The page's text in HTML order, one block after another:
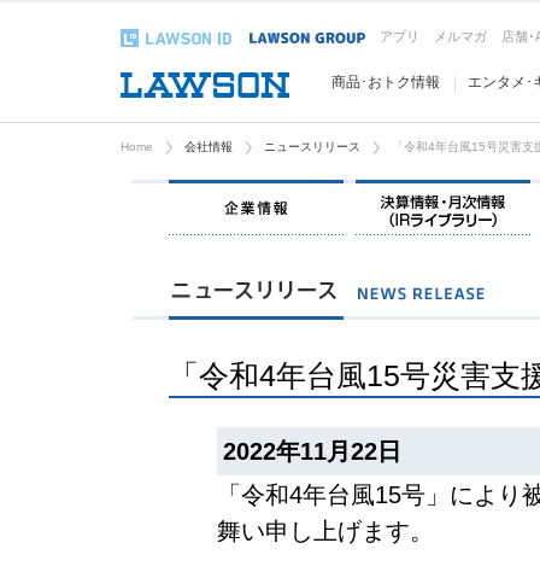
アプリ メルマガ 店舗･
商品･おトク情報 エンタメ･
Home 会社情報 ニュースリリース 「令和4年台風15号災害
企業情報
「令和4年台風15号災害
2022年11月22日
「令和4年台風15号」によ
舞い申し上げます。